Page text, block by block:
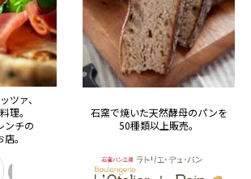
ツァ、
理。
ンチの
。
石窯で焼いた天然酵母のパンを
50種類以上販売。